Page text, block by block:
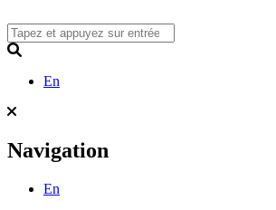
to
content
En
Navigation
En